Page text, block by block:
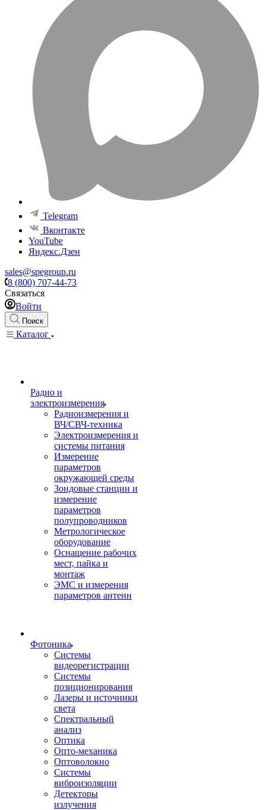
Telegram
Вконтакте
YouTube
Яндекс.Дзен
sales@spegroup.ru
8 (800) 707-44-73
Связаться
Войти
Поиск
Каталог
Радио и
электроизмерения
Радиоизмерения и
ВЧ/СВЧ-техника
Электроизмерения и
системы питания
Измерение
параметров
окружающей среды
Зондовые станции и
измерение
параметров
полупроводников
Метрологическое
оборудование
Оснащение рабочих
мест, пайка и
монтаж
ЭМС и измерения
параметров антенн
Фотоника
Cистемы
видеорегистрации
Системы
позиционирования
Лазеры и источники
света
Спектральный
анализ
Оптика
Опто-механика
Оптоволокно
Системы
виброизоляции
Детекторы
излучения